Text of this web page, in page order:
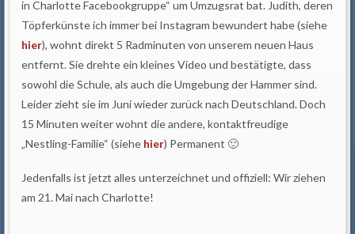
in Charlotte Facebookgruppe“ um Umzugsrat bat. Judith, deren
Töpferkünste ich immer bei Instagram bewundert habe (siehe
hier), wohnt direkt 5 Radminuten von unserem neuen Haus
entfernt. Sie drehte ein kleines Video und bestätigte, dass
sowohl die Schule, als auch die Umgebung der Hammer sind.
Leider zieht sie im Juni wieder zurück nach Deutschland. Doch
15 Minuten weiter wohnt die andere, kontaktfreudige
„Nestling-Familie“ (siehe hier) Permanent 🙂
Jedenfalls ist jetzt alles unterzeichnet und offiziell: Wir ziehen
am 21. Mai nach Charlotte!